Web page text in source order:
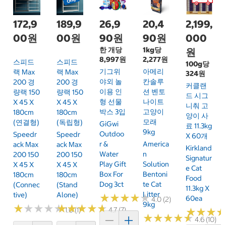
172,9
00원
스피드
랙 Max
200 경
량랙 150
X 45 X
180cm
(연결형)
Speedr
Ack Max
200 150
X 45 X
180cm
(Connec
Tive)
★★★★★
★★★★★1.0 (1)
189,9
00원
스피드
랙 Max
200 경
량랙 150
X 45 X
180cm
(독립형)
Speedr
Ack Max
200 150
X 45 X
180cm
(Stand
Alone)
★★★★★
★★★★★4.7 (7)
26,9
90원
한 개당
8,997원
기그위
야외 놀
이용 인
형 선물
박스 3입
GiGwi
Outdoo
R &
Water
Play Gift
Box For
Dog 3ct
★★★★★
★★★★★4.0 (2)
20,4
90원
1kg당
2,277원
아메리
칸솔루
션 벤토
나이트
고양이
모래
9kg
America
N
Solution
Bentoni
Te Cat
Litter
9kg
★★★★★
★★★★★4.6 (10)
2,199,
000
원
100g당
324원
커클랜
드 시그
니춰 고
양이 사
료 11.3kg
X 60개
Kirkland
Signatur
E Cat
Food
11.3kg X
60ea
★★★
★★★